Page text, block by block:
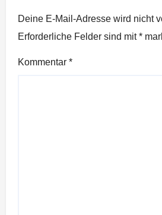
Deine E-Mail-Adresse wird nicht
Erforderliche Felder sind mit*
Kommentar *